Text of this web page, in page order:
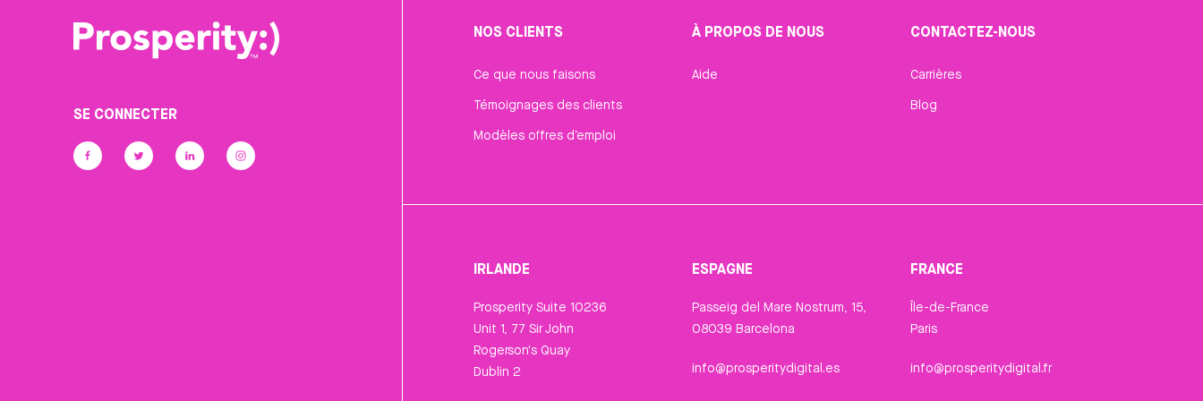
SE CONNECTER
NOS CLIENTS
Ce que nous faisons
Témoignages des clients
Modèles offres d’emploi
À PROPOS DE NOUS
Aide
CONTACTEZ-NOUS
Carrières
Blog
IRLANDE
Prosperity Suite 10236
Unit 1, 77 Sir John
Rogerson's Quay
Dublin 2
ESPAGNE
Passeig del Mare Nostrum, 15,
08039 Barcelona
info@prosperitydigital.es
FRANCE
Île-de-France
Paris
info@prosperitydigital.fr